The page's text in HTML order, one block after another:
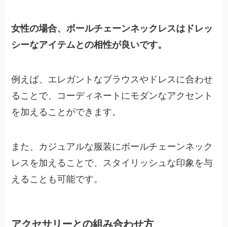
女性の場合、ボールチェーンネックレスはドレッ
シーなアイテムとの相性が良いです。
例えば、エレガントなブラウスやドレスに合わせ
ることで、コーディネートにモダンなアクセント
を加えることができます。
また、カジュアルな服装にボールチェーンネック
レスを加えることで、スタイリッシュな印象を与
えることも可能です。
アクセサリーとの組み合わせ方